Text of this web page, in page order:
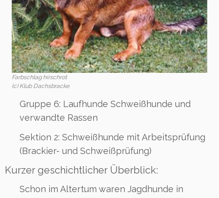
Farbschlag hirschrot
(c) Klub Dachsbracke
Gruppe 6: Laufhunde Schweißhunde und
verwandte Rassen
Sektion 2: Schweißhunde mit Arbeitsprüfung
(Brackier- und Schweißprüfung)
Kurzer geschichtlicher Überblick:
Schon im Altertum waren Jagdhunde in